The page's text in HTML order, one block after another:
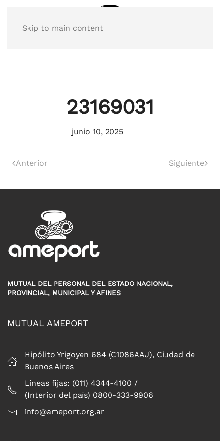
Skip to main content
23169031
junio 10, 2025
Anterior Siguiente
MUTUAL DEL PERSONAL DEL ESTADO NACIONAL,
PROVINCIAL, MUNICIPAL Y AFINES
MUTUAL AMEPORT
Hipólito Yrigoyen 684 (C1086AAJ), Ciudad de
Buenos Aires
Líneas fijas: (011) 4344-4100 /
(Interior del país) 0800-333-9906
info@ameport.org.ar